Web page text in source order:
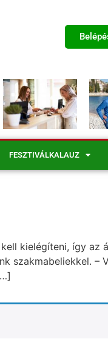
FESZTIVÁLKALAUZ
kielégíteni, így az
szakmabeliekkel. –